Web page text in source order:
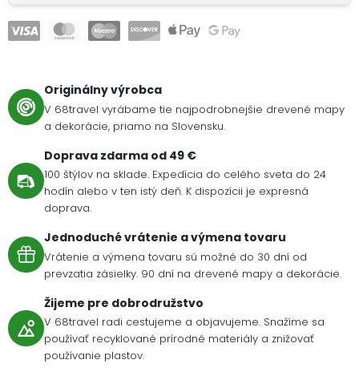
Originálny výrobca
V 68travel vyrábame tie najpodrobnejšie drevené mapy
a dekorácie, priamo na Slovensku.
Doprava zdarma od 49 €
100 štýlov na sklade. Expedícia do celého sveta do 24
hodín alebo v ten istý deň. K dispozícii je expresná
doprava.
Jednoduché vrátenie a výmena tovaru
Vrátenie a výmena tovaru sú možné do 30 dní od
prevzatia zásielky. 90 dní na drevené mapy a dekorácie.
Žijeme pre dobrodružstvo
V 68travel radi cestujeme a objavujeme. Snažíme sa
používať recyklované prírodné materiály a znižovať
používanie plastov.